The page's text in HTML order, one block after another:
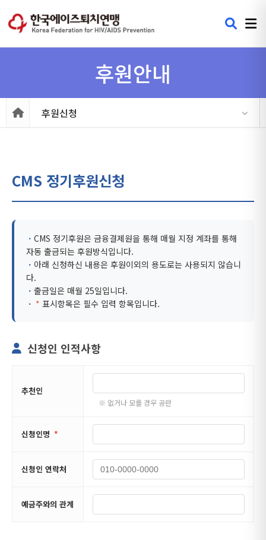
후원안내
후원신청
CMS 정기후원신청
ㆍ CMS 정기후원은 금융결제원을 통해 매월 지정 계좌를 통해
자동 출금되는 후원방식입니다.
ㆍ 아래 신청하신 내용은 후원이외의 용도로는 사용되지 않습니
다.
ㆍ 출금일은 매월 25일입니다.
ㆍ * 표시항목은 필수 입력 항목입니다.
신청인 인적사항
추천인
※ 없거나 모를 경우 공란
신청인명 *
신청인 연락처
예금주와의 관계